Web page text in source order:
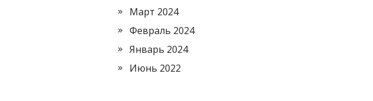
Март 2024
Февраль 2024
Январь 2024
Июнь 2022